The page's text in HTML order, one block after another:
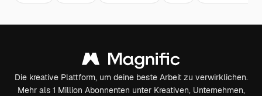
Die kreative Plattform, um deine beste Arbeit zu verwirklichen.
Mehr als 1 Million Abonnenten unter Kreativen, Unternehmen,